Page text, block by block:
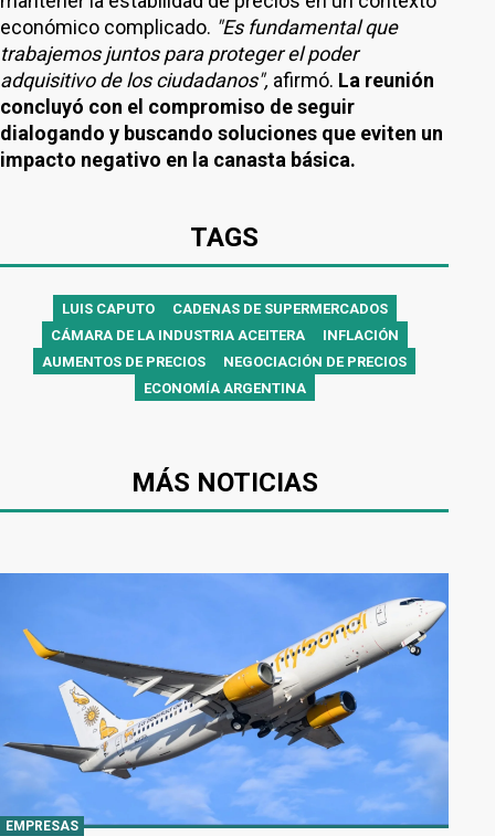
económico complicado. "Es fundamental que
trabajemos juntos para proteger el poder
adquisitivo de los ciudadanos", afirmó. La reunión
concluyó con el compromiso de seguir
dialogando y buscando soluciones que eviten un
impacto negativo en la canasta básica.
TAGS
LUIS CAPUTO
CADENAS DE SUPERMERCADOS
CÁMARA DE LA INDUSTRIA ACEITERA
INFLACIÓN
AUMENTOS DE PRECIOS
NEGOCIACIÓN DE PRECIOS
ECONOMÍA ARGENTINA
MÁS NOTICIAS
EMPRESAS